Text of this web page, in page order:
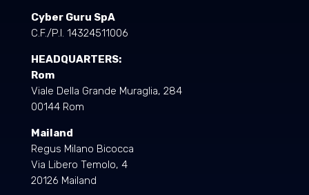
Cyber Guru SpA
C.F./P.I. 14324511006
HEADQUARTERS:
Rom
Viale Della Grande Muraglia, 284
00144 Rom
Mailand
Regus Milano Bicocca
Via Libero Temolo, 4
20126 Mailand